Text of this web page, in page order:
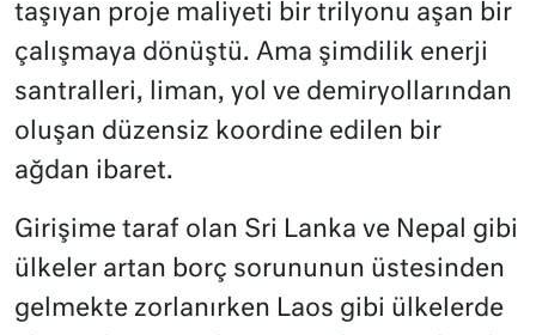
taşıyan proje maliyeti bir trilyonu aşan bir
çalışmaya dönüştü. Ama şimdilik enerji
santralleri, liman, yol ve demiryollarından
oluşan düzensiz koordine edilen bir
ağdan ibaret.
Girişime taraf olan Sri Lanka ve Nepal gibi
ülkeler artan borç sorununun üstesinden
gelmekte zorlanırken Laos gibi ülkelerde